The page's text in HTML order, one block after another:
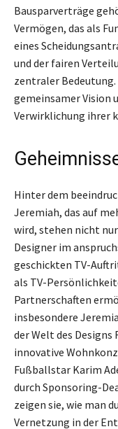
Bausparverträge
Vermögen, das als
eines
und der fairen
zentraler
gemeinsamer Vision
Verwirklichung ihrer
Hinter dem
Jeremiah, das auf
wird, stehen nicht
Designer im
geschickten TV-
als TV-
Partnerschaften
insbesondere
der Welt des Designs
innovative
Fußballstar Karim
durch Sponsoring-
zeigen sie, wie man
Vernetzung in der